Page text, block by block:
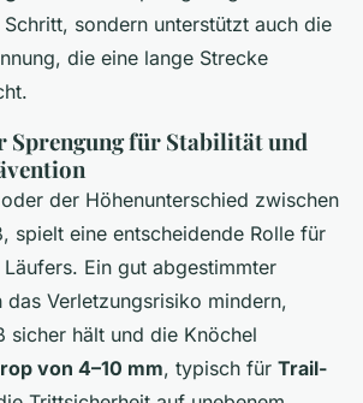
sondern unterstützt auch die
die eine lange Strecke
Sprengung für Stabilität und
der Höhenunterschied zwischen
spielt eine entscheidende Rolle für
Ein gut abgestimmter
das Verletzungsrisiko mindern,
sicher hält und die Knöchel
von 4–10 mm, typisch für Trail-